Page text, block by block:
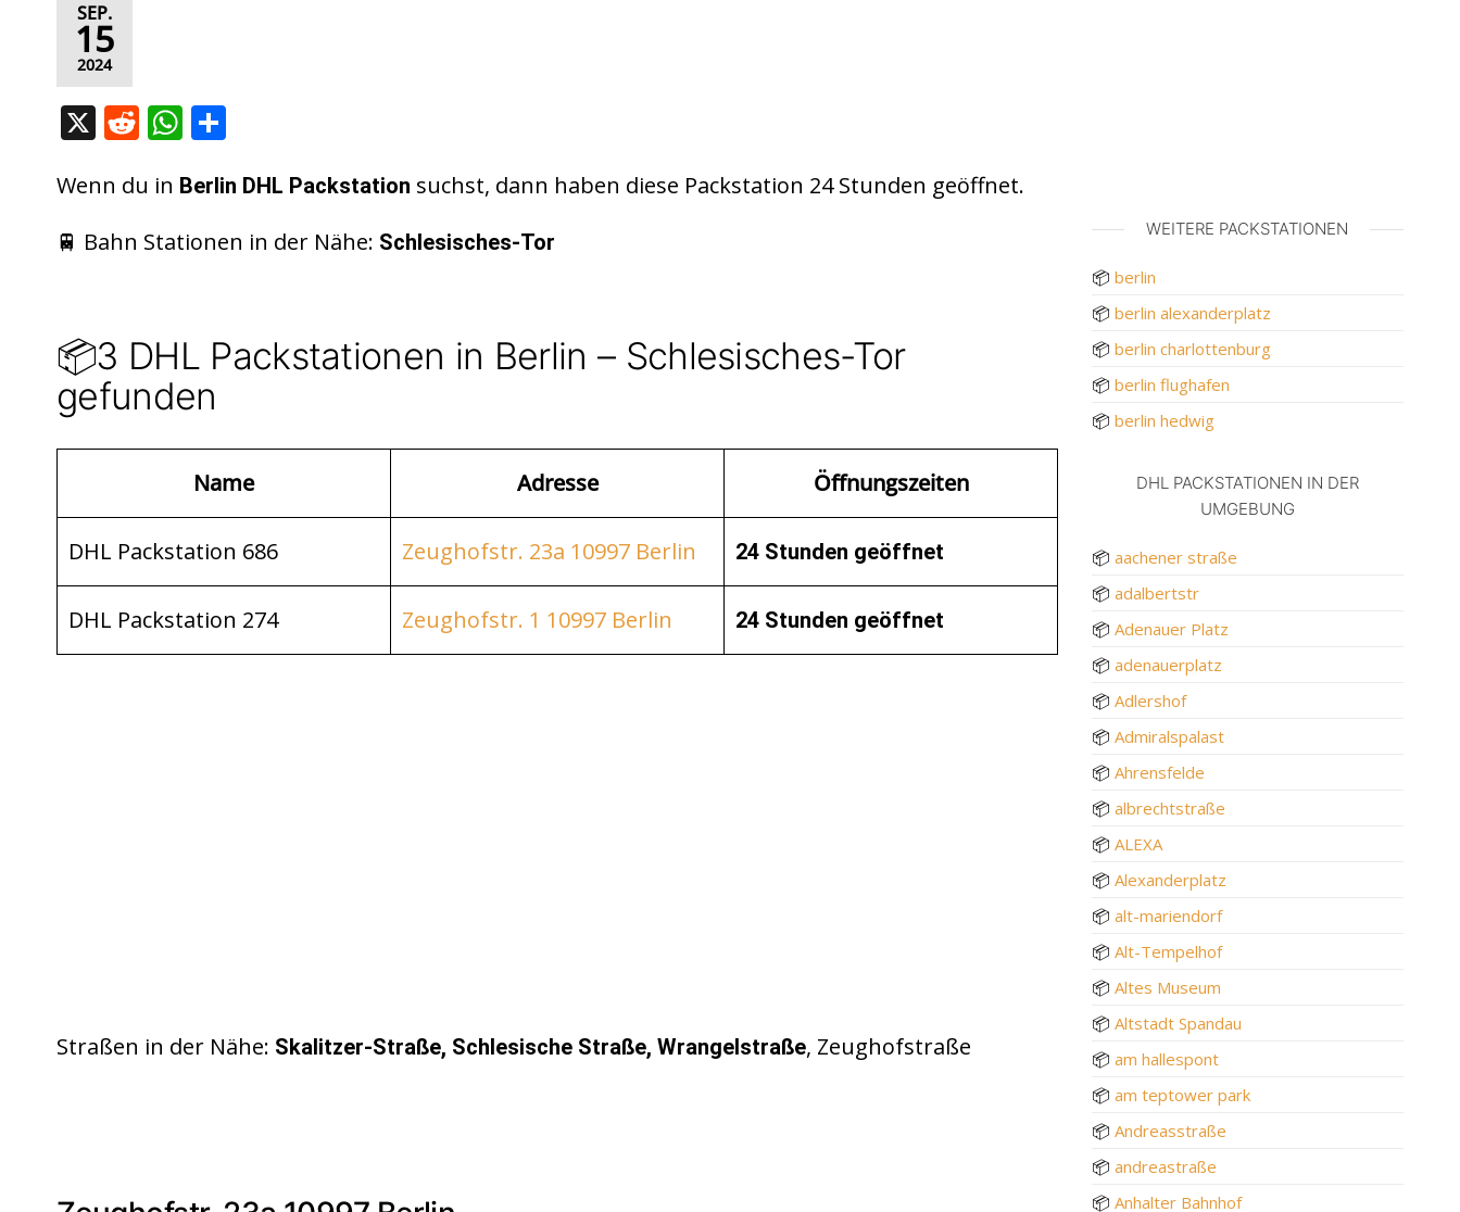
SEP.
15
2024
X R
d
di
t
W
at
s
A
p
le
n
Wenn du in Berlin DHL Packstation suchst, dann haben diese Packstation 24 Stunden geöffnet.
🚆 Bahn Stationen in der Nähe: Schlesisches-Tor
📦3 DHL Packstationen in Berlin – Schlesisches-Tor
gefunden
Name Adresse Öffnungszeiten
DHL Packstation 686 Zeughofstr. 23a 10997 Berlin 24 Stunden geöffnet
DHL Packstation 274 Zeughofstr. 1 10997 Berlin 24 Stunden geöffnet
Straßen in der Nähe: Skalitzer-Straße, Schlesische Straße, Wrangelstraße, Zeughofstraße
WEITERE PACKSTATIONEN
📦 berlin
📦 berlin alexanderplatz
📦 berlin charlottenburg
📦 berlin flughafen
📦 berlin hedwig
DHL PACKSTATIONEN IN DER
UMGEBUNG
📦 aachener straße
📦 adalbertstr
📦 Adenauer Platz
📦 adenauerplatz
📦 Adlershof
📦 Admiralspalast
📦 Ahrensfelde
📦 albrechtstraße
📦 ALEXA
📦 Alexanderplatz
📦 alt-mariendorf
📦 Alt-Tempelhof
📦 Altes Museum
📦 Altstadt Spandau
📦 am hallespont
📦 am teptower park
📦 Andreasstraße
📦 andreastraße
📦 Anhalter Bahnhof